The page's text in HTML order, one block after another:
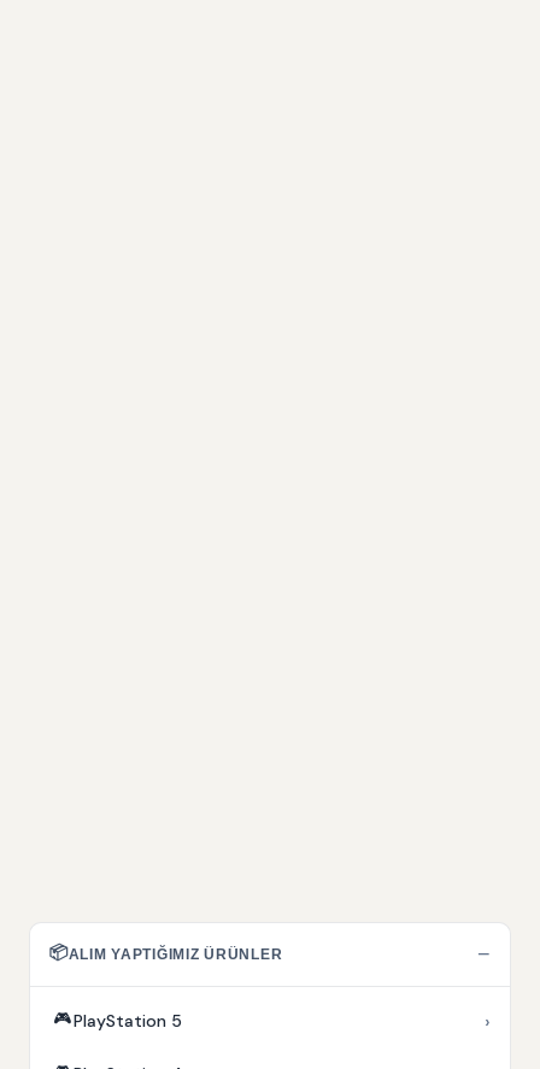
📦ALIM YAPTIĞIMIZ ÜRÜNLER −
🎮PlayStation 5 ›